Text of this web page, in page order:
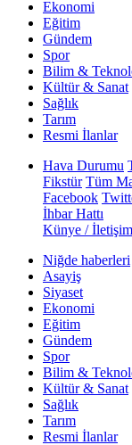
Ekonomi
Eğitim
Gündem
Spor
Bilim &
Kültür & Sanat
Sağlık
Tarım
Resmi İlanlar
Hava Durumu
Fikstür Tüm
Facebook
İhbar Hattı
Künye / İletişim
Niğde haberleri
Asayiş
Siyaset
Ekonomi
Eğitim
Gündem
Spor
Bilim &
Kültür & Sanat
Sağlık
Tarım
Resmi İlanlar